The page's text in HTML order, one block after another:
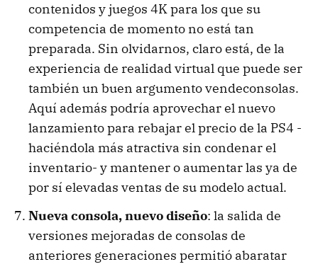
contenidos y juegos 4K para los que su
competencia de momento no está tan
preparada. Sin olvidarnos, claro está, de la
experiencia de realidad virtual que puede ser
también un buen argumento vendeconsolas.
Aquí además podría aprovechar el nuevo
lanzamiento para rebajar el precio de la PS4 -
haciéndola más atractiva sin condenar el
inventario- y mantener o aumentar las ya de
por sí elevadas ventas de su modelo actual.
Nueva consola, nuevo diseño: la salida de
versiones mejoradas de consolas de
anteriores generaciones permitió abaratar